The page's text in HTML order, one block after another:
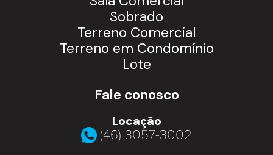
Sobrado
Terreno Comercial
Terreno em Condomínio
Lote
Fale conosco
Locação
(46) 3057-3002